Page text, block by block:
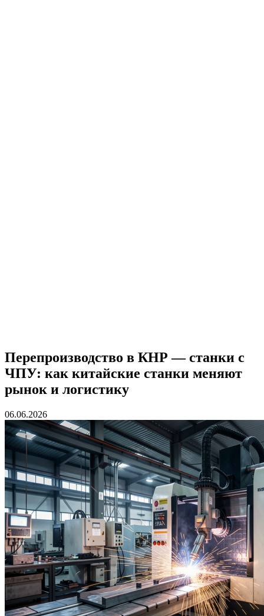
Перепроизводство в КНР — станки с
ЧПУ: как китайские станки меняют
рынок и логистику
06.06.2026